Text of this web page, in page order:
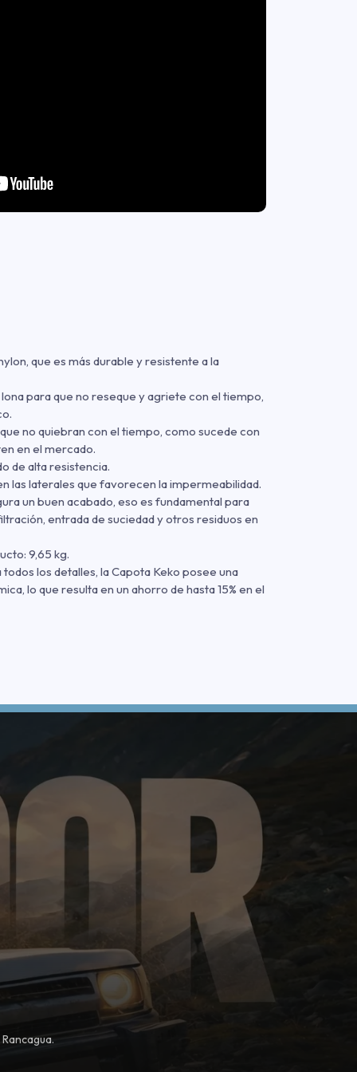
que es más durable y resistente a la
para que no reseque y agriete con el tiempo,
no quiebran con el tiempo, como sucede con
en el mercado.
de alta resistencia.
las laterales que favorecen la impermeabilidad.
un buen acabado, eso es fundamental para
entrada de suciedad y otros residuos en
9,65 kg.
los detalles, la Capota Keko posee una
lo que resulta en un ahorro de hasta 15% en el